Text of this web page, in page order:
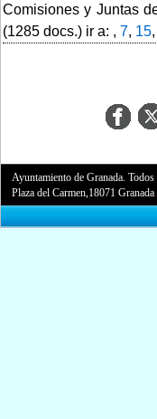
Comisiones y Juntas
(1285 docs.) ir a: , 7, 15,
Ayuntamiento de Granada.
Plaza del Carmen,18071 Granada